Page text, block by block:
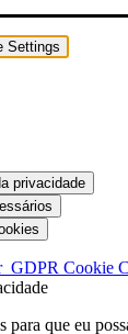
Settings
privacidade
GDPR Cookie
para que eu